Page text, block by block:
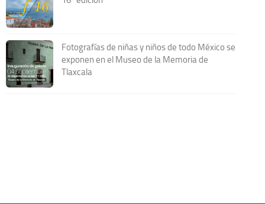
Fotografías de niñas y niños de todo México se
exponen en el Museo de la Memoria de
Tlaxcala